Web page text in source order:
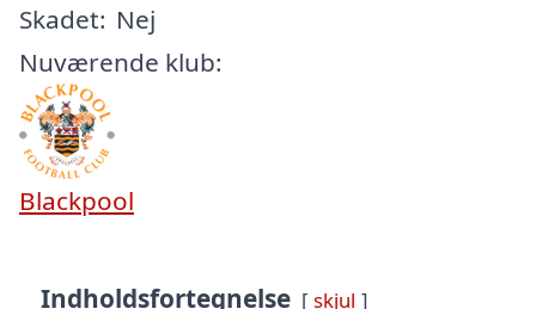
Skadet: Nej
Nuværende klub:
Blackpool
Indholdsfortegnelse skjul